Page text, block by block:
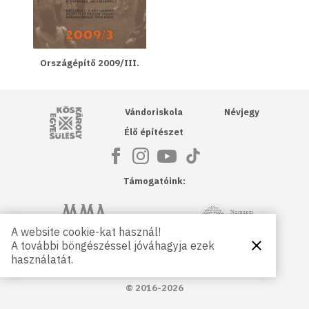
Országépítő 2009/III.
Kós Károly Egyesülés
Vándoriskola
Élő építészet
Névjegy
Támogatóink:
Magyar Művészeti Akadémia NKA
Petőfi Kulturális Ügynökség
© 2016-2026
A website cookie-kat használ!
A további böngészéssel jóváhagyja ezek
használatát.
Bezárás